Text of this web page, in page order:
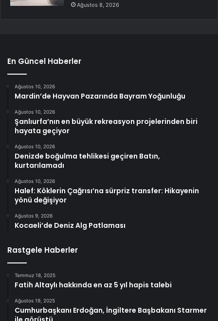
Ağustos 8, 2026
En Güncel Haberler
Ağustos 10, 2026
Mardin’de Hayvan Pazarında Bayram Yoğunluğu
Ağustos 10, 2026
Şanlıurfa’nın en büyük rekreasyon projelerinden biri
hayata geçiyor
Ağustos 10, 2026
Denizde boğulma tehlikesi geçiren Batın,
kurtarılamadı
Ağustos 10, 2026
Halef: Köklerin Çağrısı’na sürpriz transfer: Hikayenin
yönü değişiyor
Ağustos 9, 2026
Kocaeli’de Deniz Alg Patlaması
Rastgele Haberler
Temmuz 18, 2025
Fatih Altaylı hakkında en az 5 yıl hapis talebi
Ağustos 19, 2025
Cumhurbaşkanı Erdoğan, İngiltere Başbakanı Starmer